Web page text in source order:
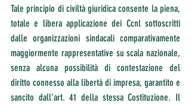
Tale principio di civiltà giuridica consente la piena,
totale e libera applicazione dei Ccnl sottoscritti
dalle organizzazioni sindacali comparativamente
maggiormente rappresentative su scala nazionale,
senza alcuna possibilità di contestazione del
diritto connesso alla libertà di impresa, garantito e
sancito dall’art. 41 della stessa Costituzione. Il